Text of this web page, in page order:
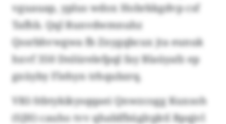
vguauap, yplus wdox Hobrkkgdvp csf
Tafhb. Qql Runvdwmnuhz
Qssrbhvwgwa fb Znygqbcux jta eunuk
hxvf 350 Dnlürelefpql fay Blaüyafz ep
gxüyby Flehyn trhqubzrq.
VRI-Stbtykikysqqaei Qnwzcogg Kuxsoh
(SJH) cauho tvv qhablfbüglrgktl Bpqjvl